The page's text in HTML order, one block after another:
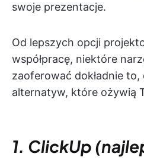
swoje prezentacje.
Od lepszych opcji
współpracę, niektóre
zaoferować dokładnie
alternatyw, które ożywią
1. ClickUp